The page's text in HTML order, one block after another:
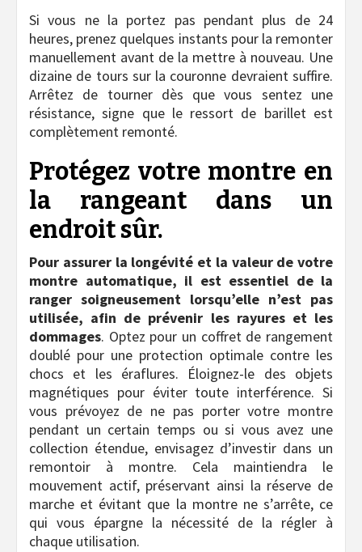
Si vous ne la portez pas pendant plus de 24
heures, prenez quelques instants pour la remonter
manuellement avant de la mettre à nouveau. Une
dizaine de tours sur la couronne devraient suffire.
Arrêtez de tourner dès que vous sentez une
résistance, signe que le ressort de barillet est
complètement remonté.
Protégez votre montre en
la rangeant dans un
endroit sûr.
Pour assurer la longévité et la valeur de votre
montre automatique, il est essentiel de la
ranger soigneusement lorsqu’elle n’est pas
utilisée, afin de prévenir les rayures et les
dommages. Optez pour un coffret de rangement
doublé pour une protection optimale contre les
chocs et les éraflures. Éloignez-le des objets
magnétiques pour éviter toute interférence. Si
vous prévoyez de ne pas porter votre montre
pendant un certain temps ou si vous avez une
collection étendue, envisagez d’investir dans un
remontoir à montre. Cela maintiendra le
mouvement actif, préservant ainsi la réserve de
marche et évitant que la montre ne s’arrête, ce
qui vous épargne la nécessité de la régler à
chaque utilisation.